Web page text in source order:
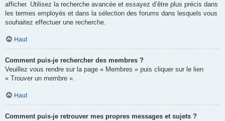
afficher. Utilisez la recherche avancée et essayez d’être plus précis dans
les termes employés et dans la sélection des forums dans lesquels vous
souhaitez effectuer une recherche.
Haut
Comment puis-je rechercher des membres ?
Veuillez vous rendre sur la page « Membres » puis cliquer sur le lien
« Trouver un membre ».
Haut
Comment puis-je retrouver mes propres messages et sujets ?